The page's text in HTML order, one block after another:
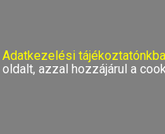
TOP
Adatkezelési
oldalt, azzal hozzájárul a